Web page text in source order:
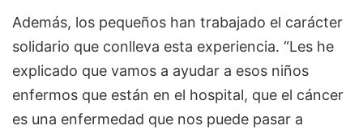
Además, los pequeños han trabajado el carácter
solidario que conlleva esta experiencia. “Les he
explicado que vamos a ayudar a esos niños
enfermos que están en el hospital, que el cáncer
es una enfermedad que nos puede pasar a